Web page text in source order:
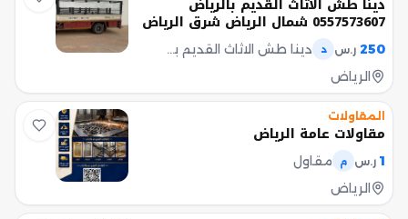
0557573607 شمال الرياض شرق الرياض
غرب الرياض جنوب
250 ر.س د
دينا طش الاثاث القديم بالرياض 0557573607
الرياض
المقاولات
مقاولات عامة الرياض
1 ر.س م
مقاول
الرياض